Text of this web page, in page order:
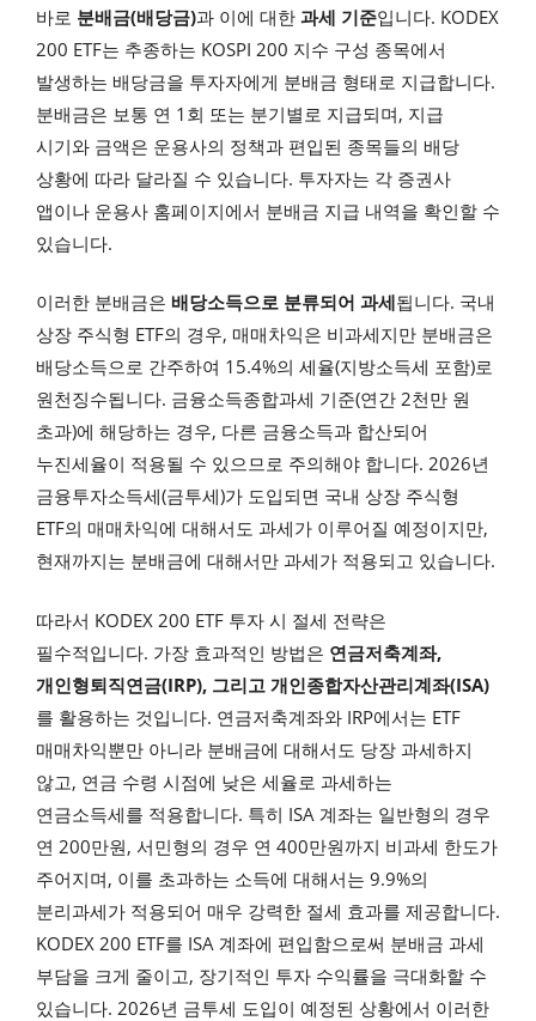
바로 분배금(배당금)과 이에 대한 과세 기준입니다. KODEX
200 ETF는 추종하는 KOSPI 200 지수 구성 종목에서
발생하는 배당금을 투자자에게 분배금 형태로 지급합니다.
분배금은 보통 연 1회 또는 분기별로 지급되며, 지급
시기와 금액은 운용사의 정책과 편입된 종목들의 배당
상황에 따라 달라질 수 있습니다. 투자자는 각 증권사
앱이나 운용사 홈페이지에서 분배금 지급 내역을 확인할 수
있습니다.
이러한 분배금은 배당소득으로 분류되어 과세됩니다. 국내
상장 주식형 ETF의 경우, 매매차익은 비과세지만 분배금은
배당소득으로 간주하여 15.4%의 세율(지방소득세 포함)로
원천징수됩니다. 금융소득종합과세 기준(연간 2천만 원
초과)에 해당하는 경우, 다른 금융소득과 합산되어
누진세율이 적용될 수 있으므로 주의해야 합니다. 2026년
금융투자소득세(금투세)가 도입되면 국내 상장 주식형
ETF의 매매차익에 대해서도 과세가 이루어질 예정이지만,
현재까지는 분배금에 대해서만 과세가 적용되고 있습니다.
따라서 KODEX 200 ETF 투자 시 절세 전략은
필수적입니다. 가장 효과적인 방법은 연금저축계좌,
개인형퇴직연금(IRP), 그리고 개인종합자산관리계좌(ISA)
를 활용하는 것입니다. 연금저축계좌와 IRP에서는 ETF
매매차익뿐만 아니라 분배금에 대해서도 당장 과세하지
않고, 연금 수령 시점에 낮은 세율로 과세하는
연금소득세를 적용합니다. 특히 ISA 계좌는 일반형의 경우
연 200만원, 서민형의 경우 연 400만원까지 비과세 한도가
주어지며, 이를 초과하는 소득에 대해서는 9.9%의
분리과세가 적용되어 매우 강력한 절세 효과를 제공합니다.
KODEX 200 ETF를 ISA 계좌에 편입함으로써 분배금 과세
부담을 크게 줄이고, 장기적인 투자 수익률을 극대화할 수
있습니다. 2026년 금투세 도입이 예정된 상황에서 이러한